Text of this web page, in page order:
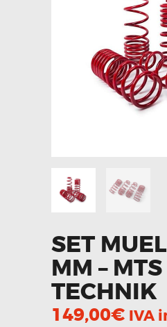
PACEMAN
CONTACTO
SET
MM – MTS
TECHNIK
149,00€ IVA